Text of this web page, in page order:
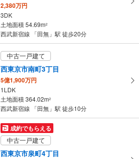
2,380万円
3DK
土地面積 54.69m2
西武新宿線 「田無」駅 徒歩20分
中古一戸建て
西東京市南町3丁目
5億1,900万円
1LDK
土地面積 364.02m2
西武新宿線 「田無」駅 徒歩10分
成約でもらえる
中古一戸建て
西東京市泉町4丁目